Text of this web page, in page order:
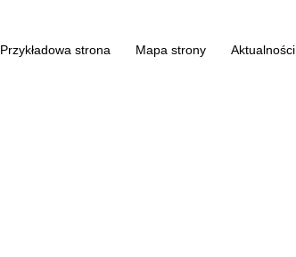
Przykładowa strona Mapa strony Aktualności